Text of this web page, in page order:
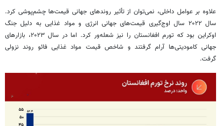
علاوه بر عوامل داخلی، نمی‌توان از تأثیر روندهای جهانی قیمت‌ها چشم‌پوشی کرد.
سال ۲۰۲۲ سال اوج‌گیری قیمت‌های جهانی انرژی و مواد غذایی به دلیل جنگ
اوکراین بود که تورم افغانستان را نیز شعله‌ور کرد. اما در سال ۲۰۲۳، بازارهای
جهانی کامودیتی‌ها آرام گرفتند و شاخص قیمت مواد غذایی فائو روند نزولی
گرفت.